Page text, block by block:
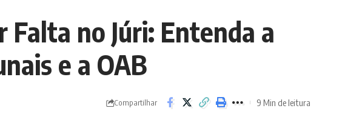
Falta no Júri: Entenda a
e a OAB
Compartilhar 9 Min de leitura